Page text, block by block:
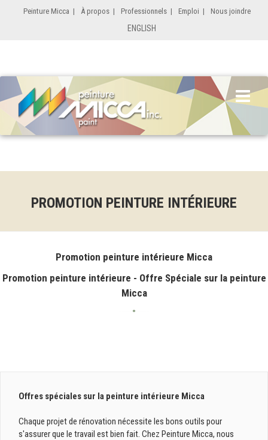
Peinture Micca | À propos | Professionnels | Emploi | Nous joindre
ENGLISH
PROMOTION PEINTURE INTÉRIEURE
Promotion peinture intérieure Micca
Promotion peinture intérieure - Offre Spéciale sur la peinture
Micca
Offres spéciales sur la peinture intérieure Micca
Chaque projet de rénovation nécessite les bons outils pour
s'assurer que le travail est bien fait. Chez Peinture Micca, nous